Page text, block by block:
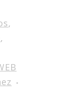
,
,